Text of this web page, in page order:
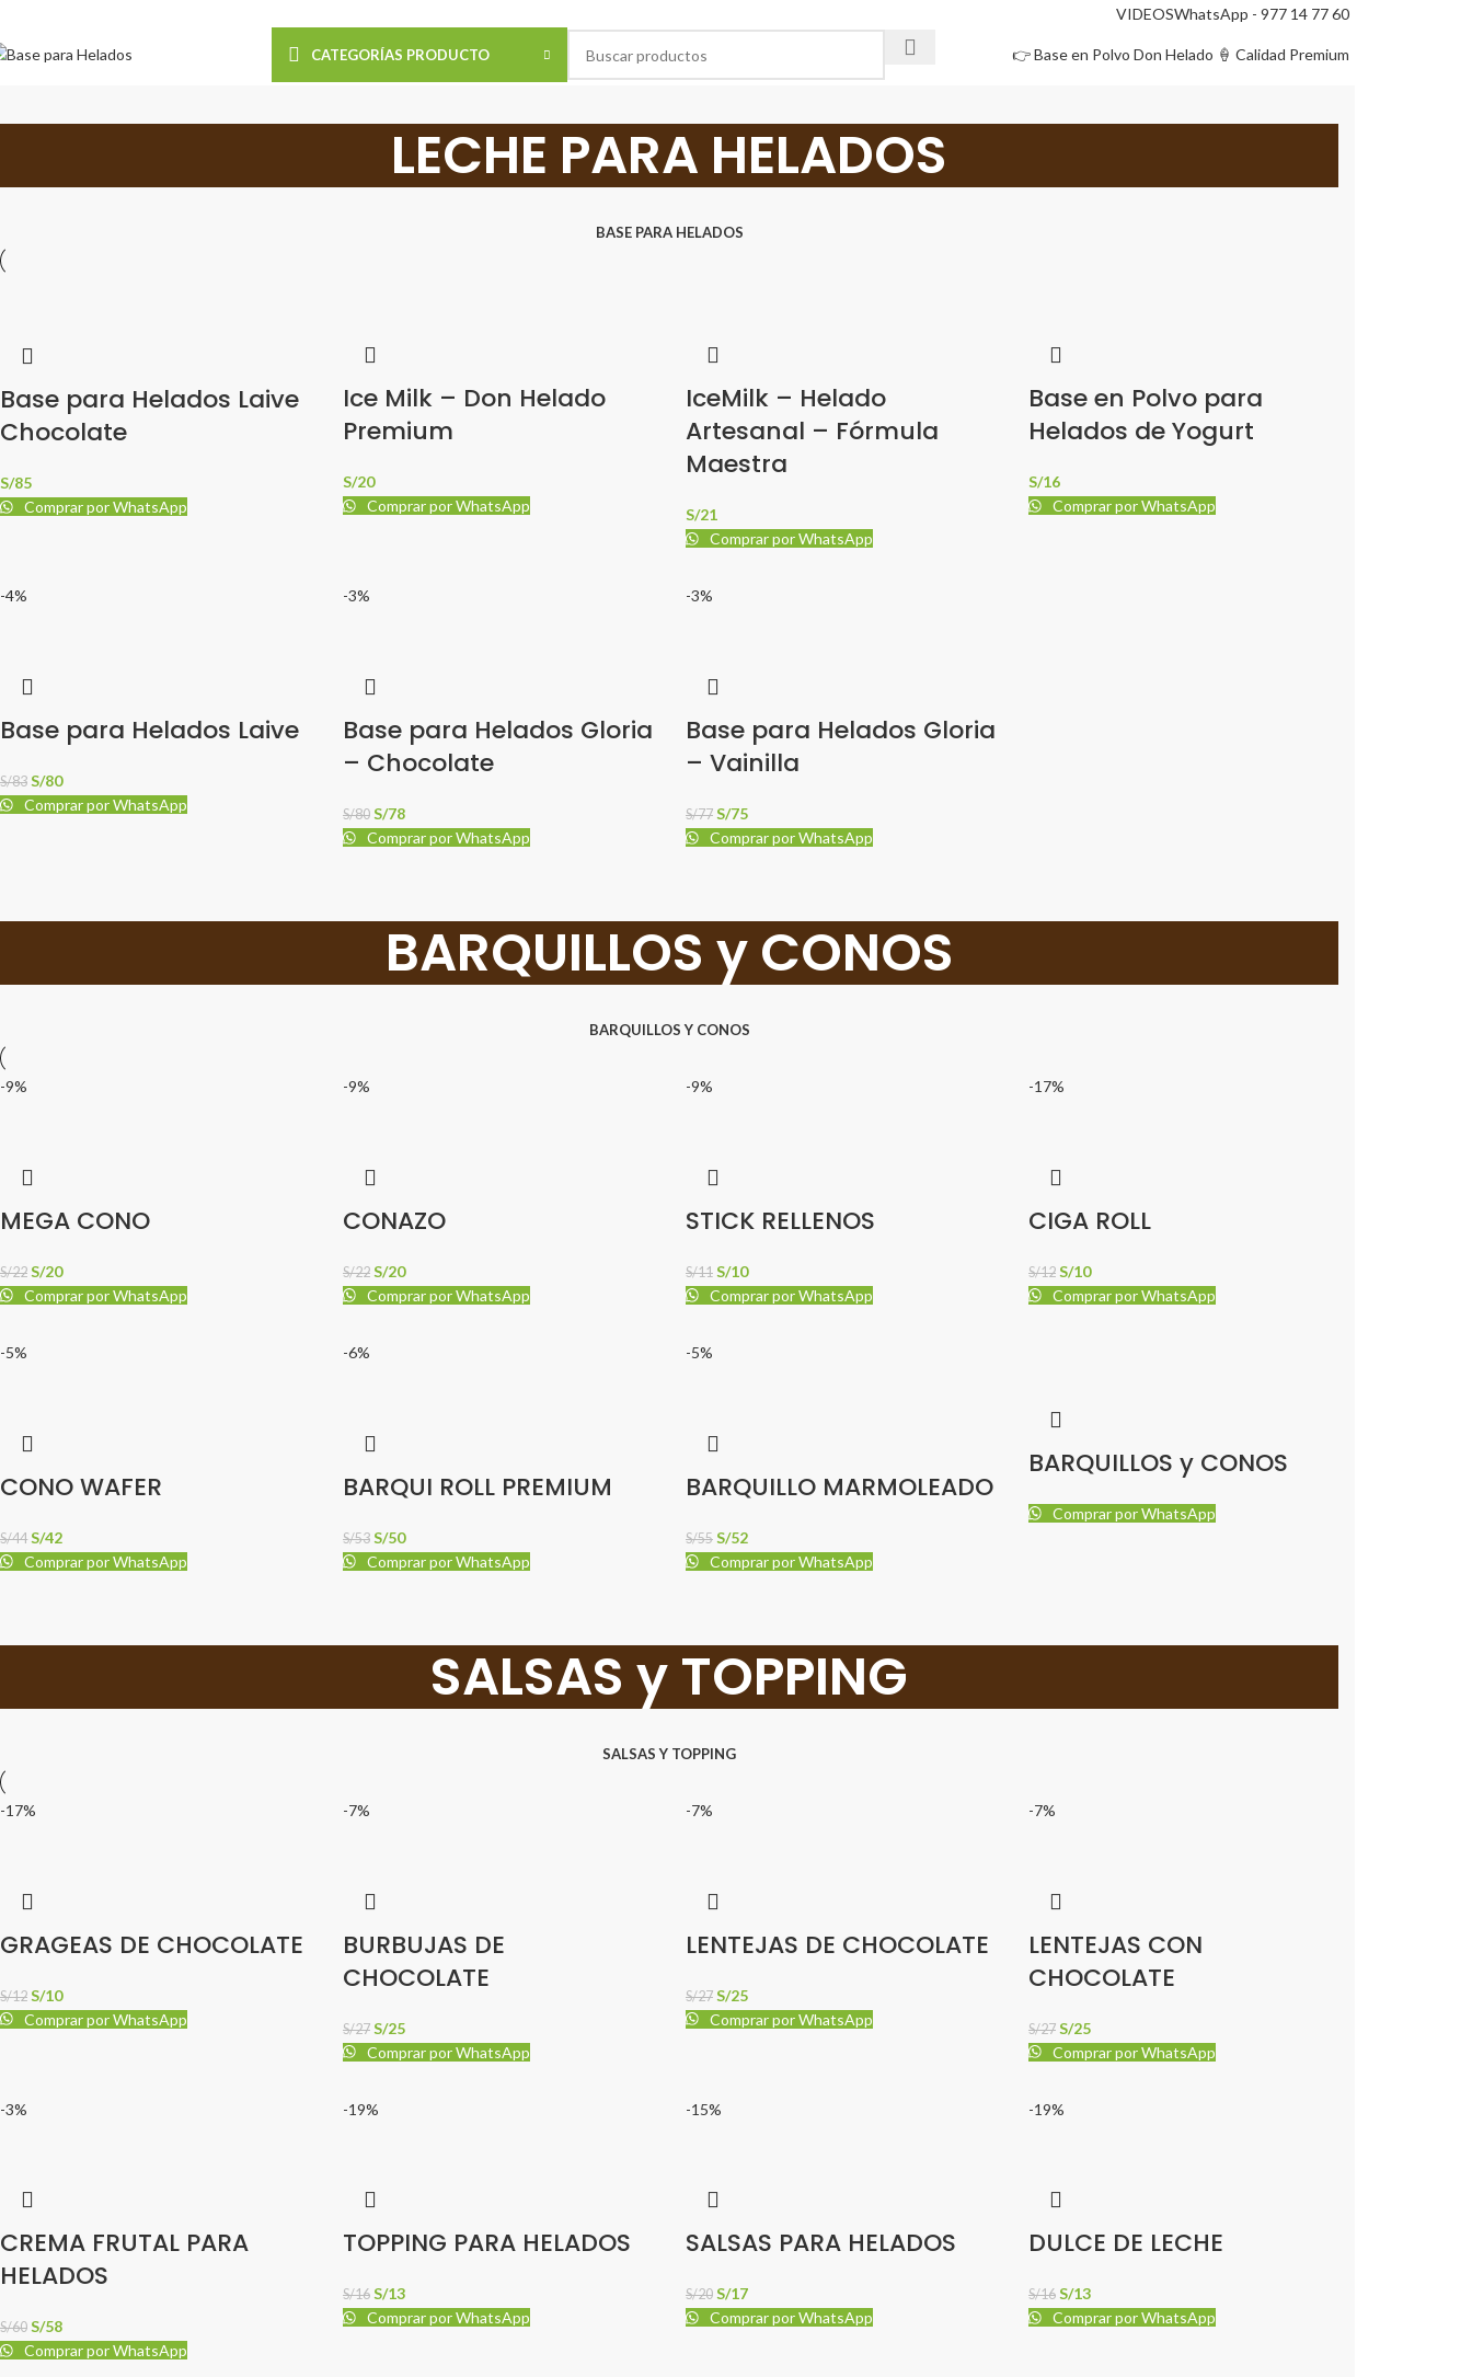
VIDEOSWhatsApp - 977 14 77 60
CATEGORÍAS PRODUCTO 👉 Base en Polvo Don Helado 🍦 Calidad Premium
LECHE PARA HELADOS
BASE PARA HELADOS
Base para Helados Laive
Chocolate
S/85
Comprar por WhatsApp
Ice Milk – Don Helado
Premium
S/20
Comprar por WhatsApp
IceMilk – Helado
Artesanal – Fórmula
Maestra
S/21
Comprar por WhatsApp
Base en Polvo para
Helados de Yogurt
S/16
Comprar por WhatsApp
-4%
Base para Helados Laive
S/83 S/80
Comprar por WhatsApp
-3%
Base para Helados Gloria
– Chocolate
S/80 S/78
Comprar por WhatsApp
-3%
Base para Helados Gloria
– Vainilla
S/77 S/75
Comprar por WhatsApp
BARQUILLOS y CONOS
BARQUILLOS Y CONOS
-9%
MEGA CONO
S/22 S/20
Comprar por WhatsApp
-9%
CONAZO
S/22 S/20
Comprar por WhatsApp
-9%
STICK RELLENOS
S/11 S/10
Comprar por WhatsApp
-17%
CIGA ROLL
S/12 S/10
Comprar por WhatsApp
-5%
CONO WAFER
S/44 S/42
Comprar por WhatsApp
-6%
BARQUI ROLL PREMIUM
S/53 S/50
Comprar por WhatsApp
-5%
BARQUILLO MARMOLEADO
S/55 S/52
Comprar por WhatsApp
BARQUILLOS y CONOS
Comprar por WhatsApp
SALSAS y TOPPING
SALSAS Y TOPPING
-17%
GRAGEAS DE CHOCOLATE
S/12 S/10
Comprar por WhatsApp
-7%
BURBUJAS DE
CHOCOLATE
S/27 S/25
Comprar por WhatsApp
-7%
LENTEJAS DE CHOCOLATE
S/27 S/25
Comprar por WhatsApp
-7%
LENTEJAS CON
CHOCOLATE
S/27 S/25
Comprar por WhatsApp
-3%
CREMA FRUTAL PARA
HELADOS
S/60 S/58
Comprar por WhatsApp
-19%
TOPPING PARA HELADOS
S/16 S/13
Comprar por WhatsApp
-15%
SALSAS PARA HELADOS
S/20 S/17
Comprar por WhatsApp
-19%
DULCE DE LECHE
S/16 S/13
Comprar por WhatsApp